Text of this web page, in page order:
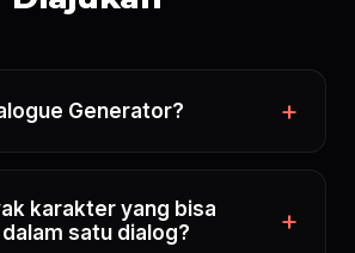
Generator?
karakter yang bisa
satu dialog?